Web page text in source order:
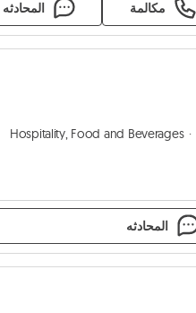
مكالمة المحادثه
Hospitality, Food and Beverages
المحادثه